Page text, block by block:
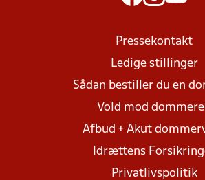
Pressekontakt
Ledige stillinger
Sådan bestiller du en
Vold mod
Afbud + Akut
Idrættens
Privatlivspolitik